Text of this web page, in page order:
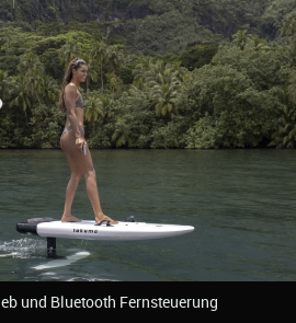
und Bluetooth Fernsteuerung